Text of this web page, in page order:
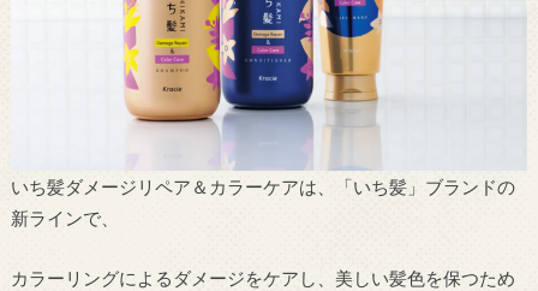
いち髪ダメージリペア＆カラーケアは、「いち髪」ブランドの
新ラインで、
カラーリングによるダメージをケアし、美しい髪色を保つため